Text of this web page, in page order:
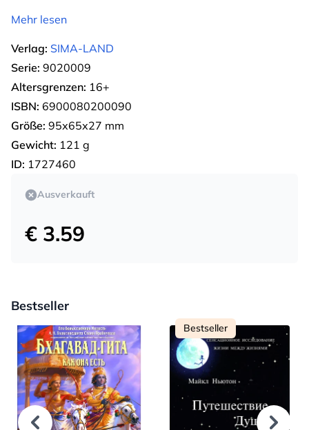
Mehr lesen
Verlag: SIMA-LAND
Serie: 9020009
Altersgrenzen: 16+
ISBN: 6900080200090
Größe: 95х65х27 mm
Gewicht: 121 g
ID: 1727460
Ausverkauft
€ 3.59
Bestseller
Bestseller